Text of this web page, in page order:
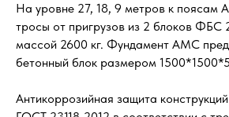
На уровне 27, 18, 9 метров к поясам
тросы от пригрузов из 2 блоков ФБС
массой 2600 кг. Фундамент АМС
бетонный блок размером
Антикоррозийная защита